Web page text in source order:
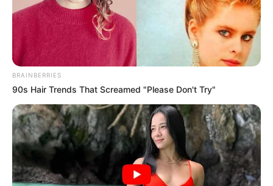
BRAINBERRIES
90s Hair Trends That Screamed "Please Don't Try"